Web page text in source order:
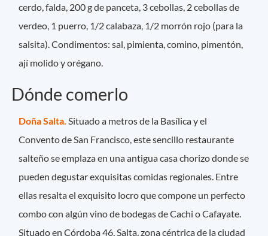
cerdo, falda, 200 g de panceta, 3 cebollas, 2 cebollas de
verdeo, 1 puerro, 1/2 calabaza, 1/2 morrón rojo (para la
salsita). Condimentos: sal, pimienta, comino, pimentón,
ají molido y orégano.
Dónde comerlo
Doña Salta. Situado a metros de la Basílica y el
Convento de San Francisco, este sencillo restaurante
salteño se emplaza en una antigua casa chorizo donde se
pueden degustar exquisitas comidas regionales. Entre
ellas resalta el exquisito locro que compone un perfecto
combo con algún vino de bodegas de Cachi o Cafayate.
Situado en Córdoba 46, Salta, zona céntrica de la ciudad